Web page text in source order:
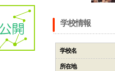
学校情報
学校名
所在地